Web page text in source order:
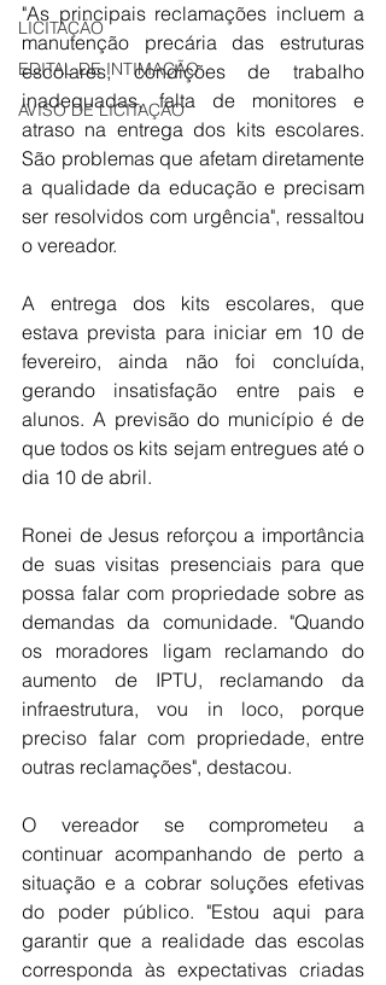
LICITAÇÃO
EDITAL DE INTIMAÇÃO
AVISO DE LICITAÇÃO
"As principais reclamações incluem a
manutenção precária das estruturas
escolares, condições de trabalho
inadequadas, falta de monitores e
atraso na entrega dos kits escolares.
São problemas que afetam diretamente
a qualidade da educação e precisam
ser resolvidos com urgência", ressaltou
o vereador.
A entrega dos kits escolares, que
estava prevista para iniciar em 10 de
fevereiro, ainda não foi concluída,
gerando insatisfação entre pais e
alunos. A previsão do município é de
que todos os kits sejam entregues até o
dia 10 de abril.
Ronei de Jesus reforçou a importância
de suas visitas presenciais para que
possa falar com propriedade sobre as
demandas da comunidade. "Quando
os moradores ligam reclamando do
aumento de IPTU, reclamando da
infraestrutura, vou in loco, porque
preciso falar com propriedade, entre
outras reclamações", destacou.
O vereador se comprometeu a
continuar acompanhando de perto a
situação e a cobrar soluções efetivas
do poder público. "Estou aqui para
garantir que a realidade das escolas
corresponda às expectativas criadas